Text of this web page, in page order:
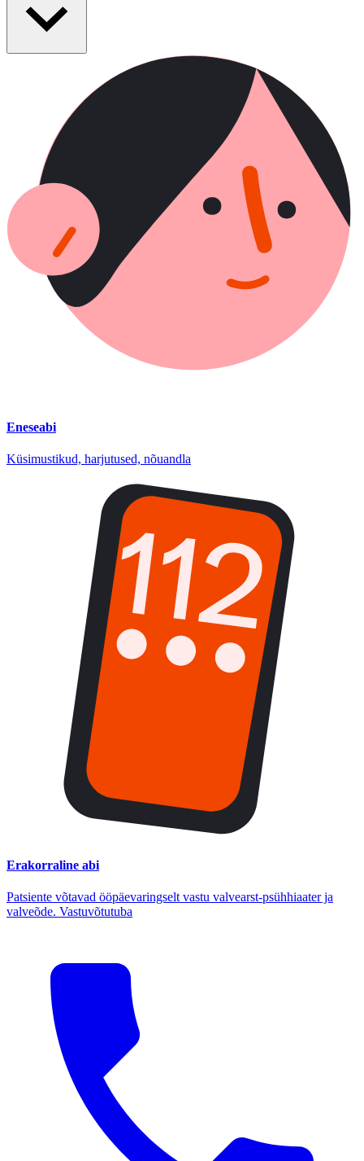
Eneseabi
Küsimustikud, harjutused, nõuandla
Erakorraline abi
Patsiente võtavad ööpäevaringselt vastu valvearst-psühhiaater ja
valveõde. Vastuvõtutuba